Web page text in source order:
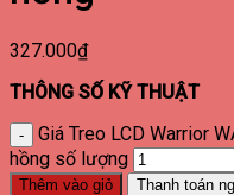
327.000₫
THÔNG SỐ KỸ THUẬT
Giá Treo LCD Warrior
hồng số lượng
Thêm vào giỏ Thanh toán